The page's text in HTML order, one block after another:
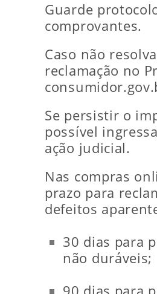
Guarde
comprovantes.
Caso não
reclamação no
Se persistir o
possível
ação judicial.
Nas compras
prazo para
defeitos
30 dias para
não duráveis;